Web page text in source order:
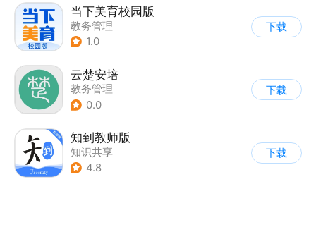
当下美育校园版
教务管理
1.0
下载
云楚安培
教务管理
0.0
下载
知到教师版
知识共享
4.8
下载